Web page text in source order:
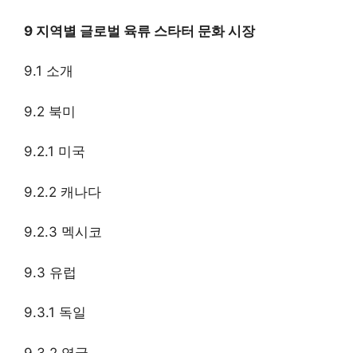
9 지역별 글로벌 육류 스타터 문화 시장
9.1 소개
9.2 북미
9.2.1 미국
9.2.2 캐나다
9.2.3 멕시코
9.3 유럽
9.3.1 독일